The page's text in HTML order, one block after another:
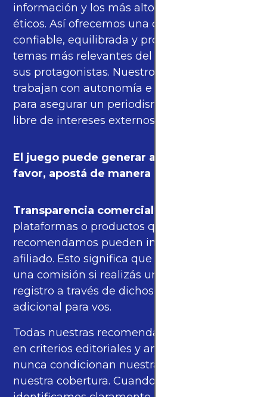
información y los más altos estándares
éticos. Así ofrecemos una cobertura
confiable, equilibrada y propia sobre los
temas más relevantes del fútbol mundial y
sus protagonistas. Nuestros periodistas
trabajan con autonomía e independencia
para asegurar un periodismo de calidad,
libre de intereses externos.
El juego puede generar adicción. Por
favor, apostá de manera responsable.
Transparencia comercial: algunas de las
plataformas o productos que
recomendamos pueden incluir enlaces de
afiliado. Esto significa que podríamos recibir
una comisión si realizás una compra o
registro a través de dichos enlaces, sin costo
adicional para vos.
Todas nuestras recomendaciones se basan
en criterios editoriales y análisis propios, y
nunca condicionan nuestras opiniones ni
nuestra cobertura. Cuando corresponde,